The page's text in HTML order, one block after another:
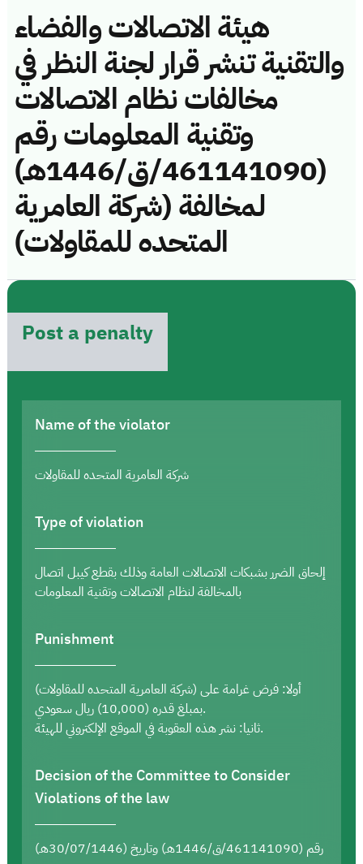
هيئة الاتصالات والفضاء
والتقنية تنشر قرار لجنة النظر في
مخالفات نظام الاتصالات
وتقنية المعلومات رقم
(461141090/ق/1446هـ)
لمخالفة (شركة العامرية
المتحده للمقاولات)
Post a penalty
Name of the violator
شركة العامرية المتحده للمقاولات
Type of violation
إلحاق الضرر بشبكات الاتصالات العامة وذلك بقطع كيبل اتصال
بالمخالفة لنظام الاتصالات وتقنية المعلومات
Punishment
أولا: فرض غرامة على (شركة العامرية المتحده للمقاولات)
بمبلغ قدره (10,000) ريال سعودي.
ثانيا: نشر هذه العقوبة في الموقع الإلكتروني للهيئة.
Decision of the Committee to Consider
Violations of the law
رقم (461141090/ق/1446هـ) وتاريخ (30/07/1446هـ)